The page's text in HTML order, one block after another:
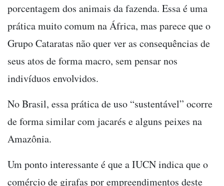
porcentagem dos animais da fazenda. Essa é uma
prática muito comum na África, mas parece que o
Grupo Cataratas não quer ver as consequências de
seus atos de forma macro, sem pensar nos
indivíduos envolvidos.
No Brasil, essa prática de uso “sustentável” ocorre
de forma similar com jacarés e alguns peixes na
Amazônia.
Um ponto interessante é que a IUCN indica que o
comércio de girafas por empreendimentos deste